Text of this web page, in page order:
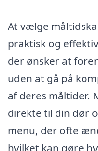
At vælge
praktisk og
der ønsker at
uden at gå på
af deres måltider.
direkte til din dør
menu, der ofte
hvilket kan gøre